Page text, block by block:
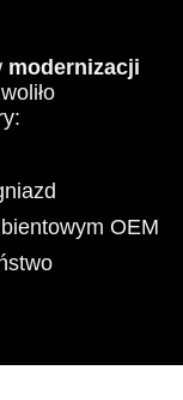
modernizacji
OEM